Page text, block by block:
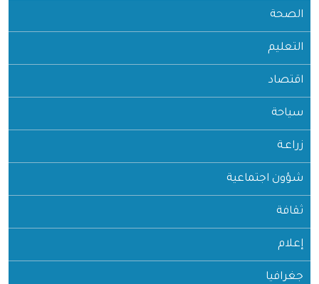
الصحة
التعليم
اقتصاد
سياحة
زراعـة
شؤون اجتماعية
ثقافة
إعلام
جغرافيا